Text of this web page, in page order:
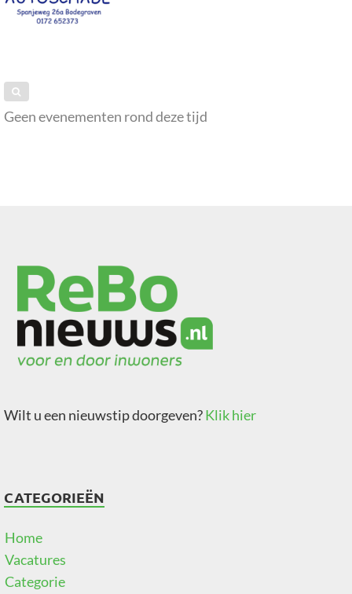
Geen evenementen rond deze tijd
Wilt u een nieuwstip doorgeven?Klik hier
CATEGORIEËN
Home
Vacatures
Categorie